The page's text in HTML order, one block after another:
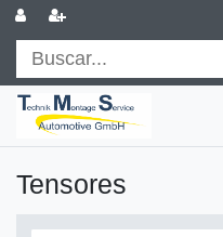
Tensores